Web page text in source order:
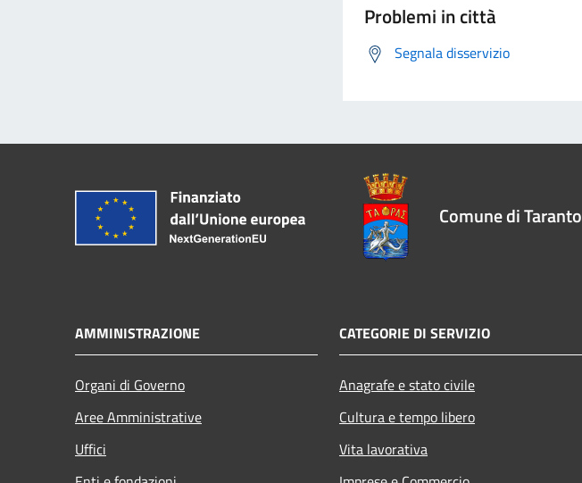
Problemi in città
Segnala disservizio
Comune di Taranto
AMMINISTRAZIONE
Organi di Governo
Aree Amministrative
Uffici
CATEGORIE DI SERVIZIO
Anagrafe e stato civile
Cultura e tempo libero
Vita lavorativa